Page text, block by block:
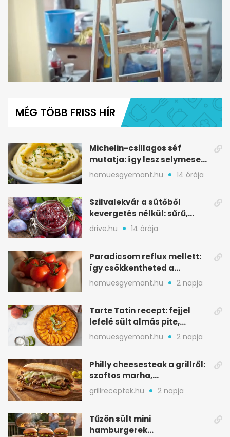
minutes,
MÉG TÖBB FRISS HÍR
Michelin-csillagos séf
mutatja: így lesz selymesen
krémes a burgonyapüré
hamuesgyemant.hu 14 órája
Szilvalekvár a sütőből
kevergetés nélkül: sűrű,
selymes végeredmény
drive.hu 14 órája
Paradicsom reflux mellett:
így csökkentheted a
gyomorégést
hamuesgyemant.hu 2 napja
Tarte Tatin recept: fejjel
lefelé sült almás pite,
ropogós aljjal
hamuesgyemant.hu 2 napja
Philly cheesesteak a grillről:
szaftos marha,
karamellizált hagyma
grillreceptek.hu 2 napja
Tűzön sült mini
hamburgerek